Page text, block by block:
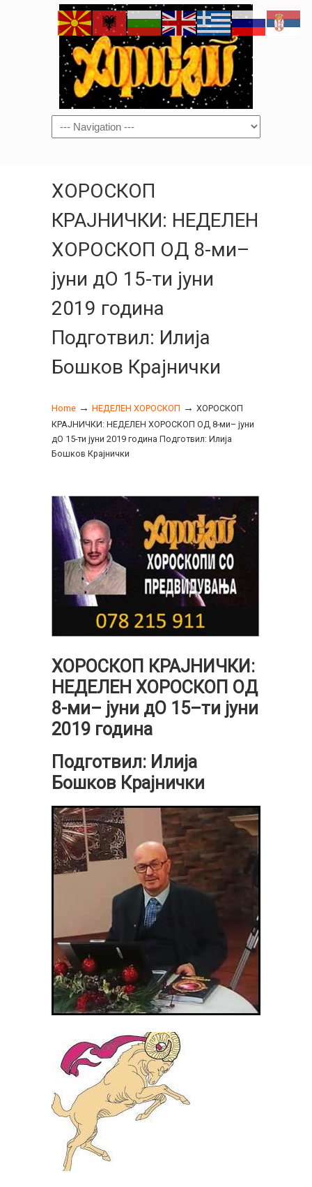
Navigation
ХОРОСКОП
КРАЈНИЧКИ: НЕДЕЛЕН
ХОРОСКОП ОД 8-ми–
јуни дО 15-ти јуни
2019 година
Подготвил: Илија
Бошков Крајнички
Home → НЕДЕЛЕН ХОРОСКОП → ХОРОСКОП
КРАЈНИЧКИ: НЕДЕЛЕН ХОРОСКОП ОД 8-ми– јуни
дО 15-ти јуни 2019 година Подготвил: Илија
Бошков Крајнички
ХОРОСКОП КРАЈНИЧКИ:
НЕДЕЛЕН ХОРОСКОП ОД
8-ми– јуни дО 15–ти јуни
2019 година
Подготвил: Илија
Бошков Крајнички